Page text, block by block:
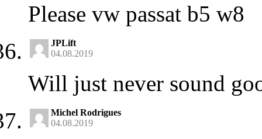
Please vw passat b5 w8
JPLift
04.08.2019
Will just never sound
Michel Rodrigues
04.08.2019